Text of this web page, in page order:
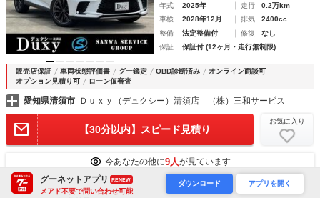
年式 2025年 走行
0.2万km
車検
2028年12月 排気
2400cc
整備
法定整備付 修復
なし
保証
保証付 (12ヶ月・走行無制限)
販売店保証 車両状態評価書 グー鑑定 OBD診断済み
オンライン商談可
オプション見積り可
ローン仮審査
愛知県清須市 Ｄｕｘｙ（デュクシー）清須店 （株）三和サービス
【30分以内】スピード見積り
お気に入り
今あなたの他に9人が見ています
グーネットアプリ RENEW
メアド不要で問い合わせ可能
ダウンロード アプリを開く